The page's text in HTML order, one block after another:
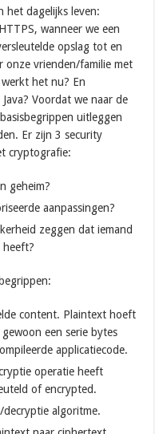
het dagelijks leven:
wanneer we een
opslag tot en
onze vrienden/familie met
het nu? En
Voordat we naar de
uitleggen
Er zijn 3 security
cryptografie:
geheim?
aanpassingen?
zeggen dat iemand
heeft?
content. Plaintext hoeft
een serie bytes
applicatiecode.
operatie heeft
of encrypted.
decryptie algoritme.